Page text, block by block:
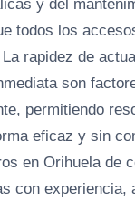
y del
todos los
rapidez de
son
permitiendo
eficaz y sin
en Orihuela de
con experiencia,